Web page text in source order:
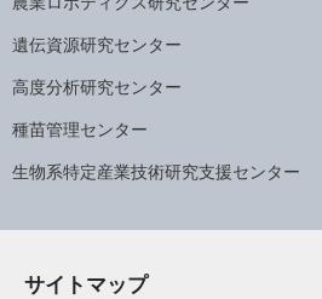
遺伝資源研究センター
高度分析研究センター
種苗管理センター
生物系特定産業技術研究支援センター
サイトマップ